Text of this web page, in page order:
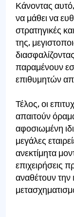
Κάνοντας
να μάθει να
στρατηγικές
της,
παραμένουν
επιθυμητών
Τέλος, οι
απαιτούν
αφοσιωμένη
μεγάλες
ανεκτίμητα
επιχειρήσεις
αναθέτουν την